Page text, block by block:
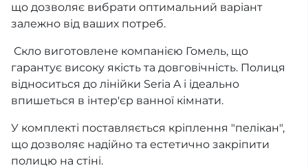
що дозволяє вибрати оптимальний варіант
залежно від ваших потреб.
Скло виготовлене компанією Гомель, що
гарантує високу якість та довговічність. Полиця
відноситься до лінійки Seria A і ідеально
впишеться в інтер'єр ванної кімнати.
У комплекті поставляється кріплення "пелікан",
що дозволяє надійно та естетично закріпити
полицю на стіні.